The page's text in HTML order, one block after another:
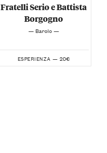
Fratelli Serio e Battista
Borgogno
— Barolo —
ESPERIENZA — 20€